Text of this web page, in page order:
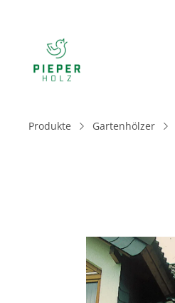
Produkte Gartenhölzer